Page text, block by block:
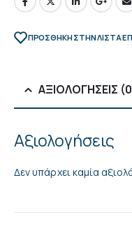
ΠΡΌΣΘΉΚΗ ΣΤΗΝ ΛΊΣΤΑ
ΑΞΙΟΛΟΓΉΣΕΙΣ
Αξιολογήσεις
Δεν υπάρχει καμία